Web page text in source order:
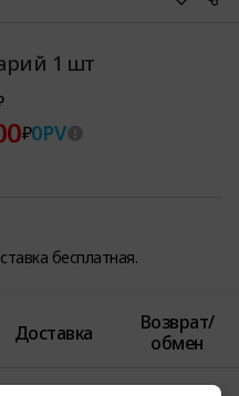
1 шт
₽0PV
бесплатная.
Доставка
Возврат/
обмен